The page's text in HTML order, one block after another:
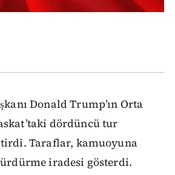
Donald Trump’ın Orta
dördüncü tur
Taraflar, kamuoyuna
iradesi gösterdi.